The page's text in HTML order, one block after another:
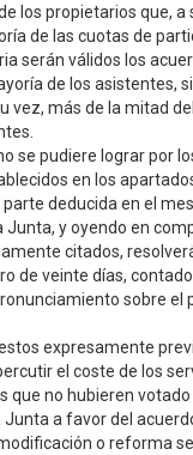
los propietarios que, a
de las cuotas de
serán válidos los
de los asistentes,
vez, más de la mitad
se pudiere lograr por
en los
deducida en el
Junta, y oyendo en
citados,
de veinte días,
sobre el
expresamente
el coste de los
que no hubieren votado
a favor del
o reforma